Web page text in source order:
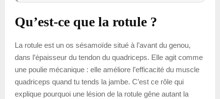
Qu’est-ce que la rotule ?
La rotule est un os sésamoïde situé à l’avant du genou,
dans l’épaisseur du tendon du quadriceps. Elle agit comme
une poulie mécanique : elle améliore l’efficacité du muscle
quadriceps quand tu tends la jambe. C’est ce rôle qui
explique pourquoi une lésion de la rotule gêne autant la